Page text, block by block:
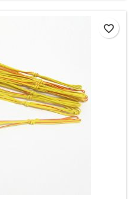
favorite_border